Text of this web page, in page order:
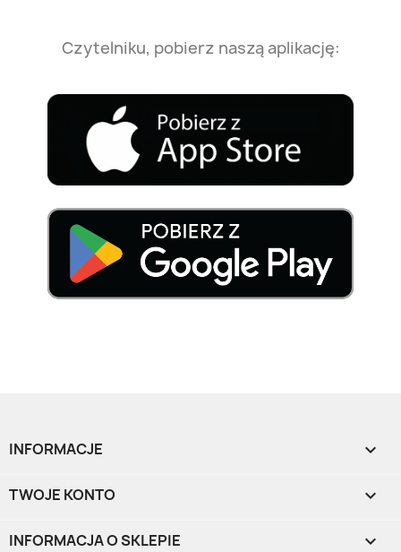
Czytelniku, pobierz naszą aplikację:
INFORMACJE 
TWOJE KONTO 
INFORMACJA O SKLEPIE keyboard_arrow_down